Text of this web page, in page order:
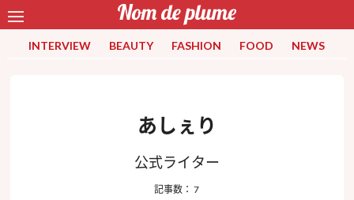
INTERVIEW BEAUTY FASHION FOOD NEWS
あしぇり
公式ライター
記事数： 7